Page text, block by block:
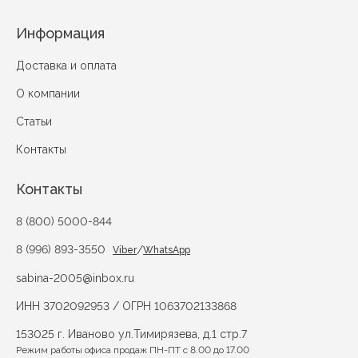
Информация
Доставка и оплата
О компании
Статьи
Контакты
Контакты
8 (800) 5000-844
8 (996) 893-3550 Viber/WhatsApp
sabina-2005@inbox.ru
ИНН 3702092953 / ОГРН 1063702133868
153025 г. Иваново ул.Тимирязева, д.1 стр.7
Режим работы офиса продаж ПН-ПТ с 8.00 до 17.00